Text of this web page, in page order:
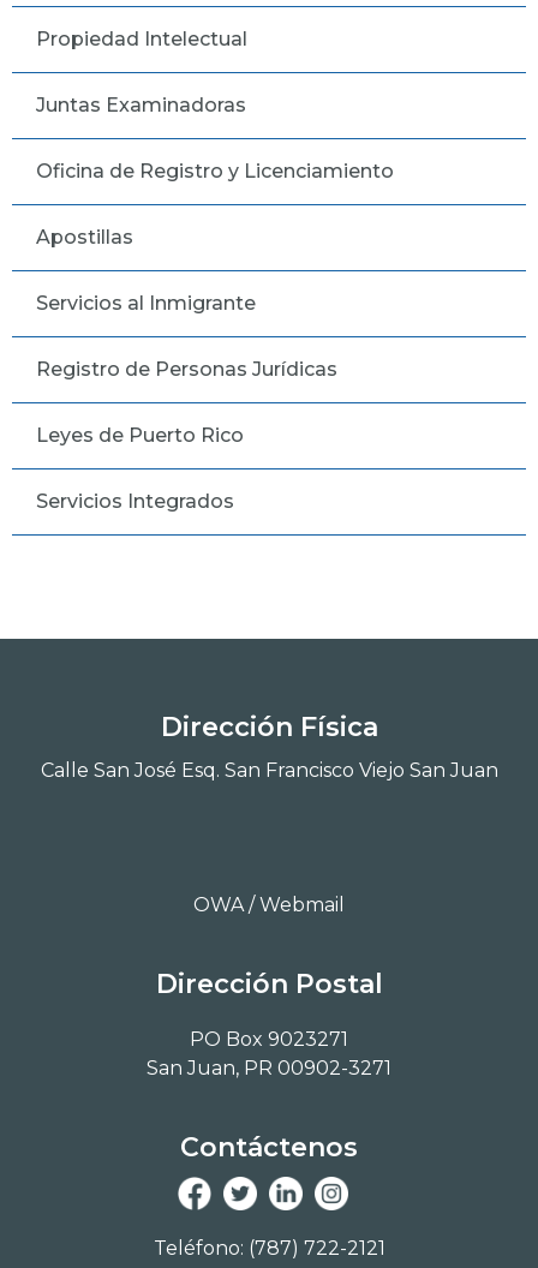
Propiedad Intelectual
Juntas Examinadoras
Oficina de Registro y Licenciamiento
Apostillas
Servicios al Inmigrante
Registro de Personas Jurídicas
Leyes de Puerto Rico
Servicios Integrados
Dirección Física
Calle San José Esq. San Francisco Viejo San Juan
OWA / Webmail
Dirección Postal
PO Box 9023271
San Juan, PR 00902-3271
Contáctenos
Teléfono: (787) 722-2121